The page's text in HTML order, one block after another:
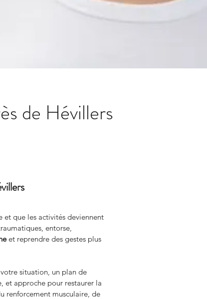
de Hévillers
que les activités deviennent
entorse,
et reprendre des gestes plus
situation, un plan de
et approche pour restaurer la
renforcement musculaire, de